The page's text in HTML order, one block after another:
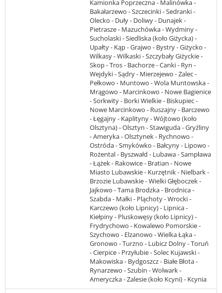
Kamionka Poprzeczna - Malinówka -
Bakałarzewo - Szczecinki - Sedranki -
Olecko - Duły - Doliwy - Dunajek -
Pietrasze - Mazuchówka - Wydminy -
Sucholaski - Siedliska (koło Giżycka) -
Upałty - Kąp - Grajwo - Bystry - Giżycko -
Wilkasy - Wilkaski - Szczybały Giżyckie -
Skop - Tros - Bachorze - Canki - Ryn -
Wejdyki - Sądry - Mierzejewo - Zalec -
Pełkowo - Muntowo - Wola Muntowska -
Mrągowo - Marcinkowo - Nowe Bagienice
- Sorkwity - Borki Wielkie - Biskupiec -
Nowe Marcinkowo - Ruszajny - Barczewo
- Łęgajny - Kaplityny - Wójtowo (koło
Olsztyna) - Olsztyn - Stawiguda - Gryźliny
- Ameryka - Olsztynek - Rychnowo -
Ostróda - Smykówko - Bałcyny - Lipowo -
Rożental - Byszwałd - Lubawa - Sampława
- Łążek - Rakowice - Bratian - Nowe
Miasto Lubawskie - Kurzętnik - Nielbark -
Brzozie Lubawskie - Wielki Głęboczek -
Jajkowo - Tama Brodzka - Brodnica -
Szabda - Małki - Pląchoty - Wrocki -
Karczewo (koło Lipnicy) - Lipnica -
Kiełpiny - Pluskowęsy (koło Lipnicy) -
Frydrychowo - Kowalewo Pomorskie -
Szychowo - Elzanowo - Wielka Łąka -
Gronowo - Turzno - Lubicz Dolny - Toruń
- Cierpice - Przyłubie - Solec Kujawski -
Makowiska - Bydgoszcz - Białe Błota -
Rynarzewo - Szubin - Wolwark -
Ameryczka - Zalesie (koło Kcyni) - Kcynia